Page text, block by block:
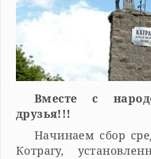
Вместе с народом!
друзья!!!
Начинаем сбор
Котрагу, установленному на южном